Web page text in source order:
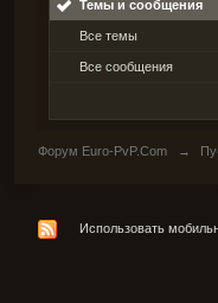
Темы и сообщения
Все темы
Все сообщения
Форум Euro-PvP.Com →
Использовать